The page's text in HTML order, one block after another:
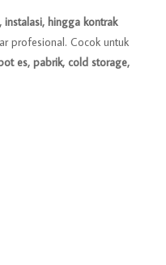
instalasi, hingga kontrak
profesional. Cocok untuk
es, pabrik, cold storage,